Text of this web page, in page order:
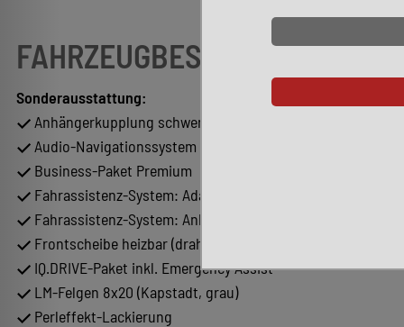
FAHRZEUGBESCHREIBUNG
Sonderausstattung:
Anhängerkupplung schwenkbar
Audio-Navigationssystem Discover Media Streaming &
Business-Paket Premium
Fahrassistenz-System: Adaptive Fahrwerksregelung (DCC)
Fahrassistenz-System: Anhänger-Rangierassistent
Frontscheibe heizbar (drahtlos) und infrarot-reflektierend
IQ.DRIVE-Paket inkl. Emergency Assist
LM-Felgen 8x20 (Kapstadt, grau)
Perleffekt-Lackierung